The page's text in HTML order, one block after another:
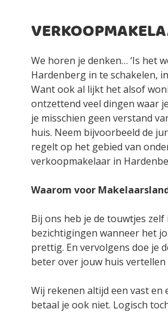
We horen je denken… ‘Is het
Hardenberg in te schakelen,
Want ook al lijkt het alsof
ontzettend veel dingen waar
je misschien geen verstand
huis. Neem bijvoorbeeld de
regelt op het gebied van
verkoopmakelaar in
Waarom voor
Bij ons heb je de touwtjes zelf
bezichtigingen wanneer het
prettig. En vervolgens doe je
beter over jouw huis vertellen
Wij rekenen altijd een vast
betaal je ook niet. Logisch